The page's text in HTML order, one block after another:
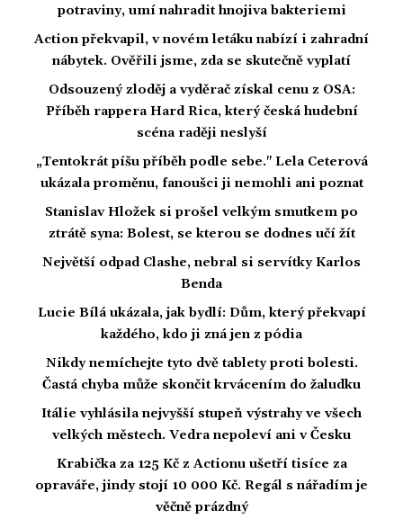
potraviny, umí nahradit hnojiva bakteriemi
Action překvapil, v novém letáku nabízí i zahradní
nábytek. Ověřili jsme, zda se skutečně vyplatí
Odsouzený zloděj a vyděrač získal cenu z OSA:
Příběh rappera Hard Rica, který česká hudební
scéna raději neslyší
„Tentokrát píšu příběh podle sebe." Lela Ceterová
ukázala proměnu, fanoušci ji nemohli ani poznat
Stanislav Hložek si prošel velkým smutkem po
ztrátě syna: Bolest, se kterou se dodnes učí žít
Největší odpad Clashe, nebral si servítky Karlos
Benda
Lucie Bílá ukázala, jak bydlí: Dům, který překvapí
každého, kdo ji zná jen z pódia
Nikdy nemíchejte tyto dvě tablety proti bolesti.
Častá chyba může skončit krvácením do žaludku
Itálie vyhlásila nejvyšší stupeň výstrahy ve všech
velkých městech. Vedra nepoleví ani v Česku
Krabička za 125 Kč z Actionu ušetří tisíce za
opraváře, jindy stojí 10 000 Kč. Regál s nářadím je
věčně prázdný